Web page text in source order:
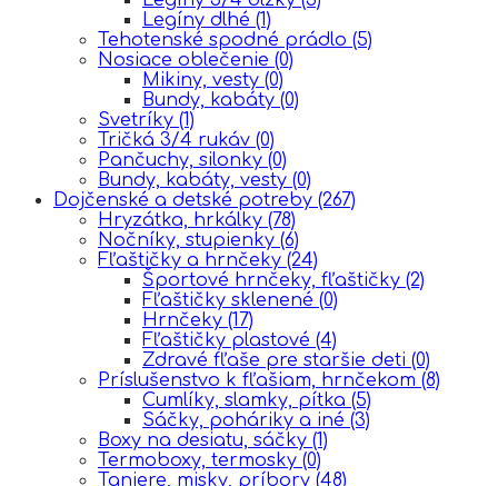
Legíny dlhé (1)
Tehotenské spodné prádlo (5)
Nosiace oblečenie (0)
Mikiny, vesty (0)
Bundy, kabáty (0)
Svetríky (1)
Tričká 3/4 rukáv (0)
Pančuchy, silonky (0)
Bundy, kabáty, vesty (0)
Dojčenské a detské potreby (267)
Hryzátka, hrkálky (78)
Nočníky, stupienky (6)
Fľaštičky a hrnčeky (24)
Športové hrnčeky, fľaštičky (2)
Fľaštičky sklenené (0)
Hrnčeky (17)
Fľaštičky plastové (4)
Zdravé fľaše pre staršie deti (0)
Príslušenstvo k fľašiam, hrnčekom (8)
Cumlíky, slamky, pítka (5)
Sáčky, poháriky a iné (3)
Boxy na desiatu, sáčky (1)
Termoboxy, termosky (0)
Taniere, misky, príbory (48)